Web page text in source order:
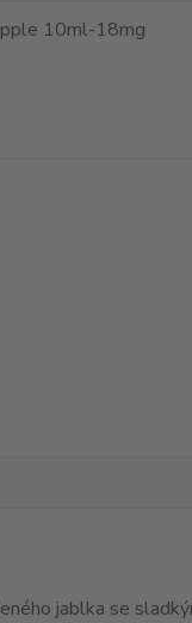
jablka se